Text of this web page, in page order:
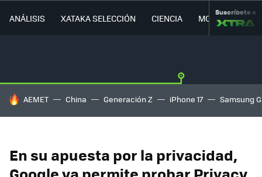
ANÁLISIS XATAKA SELECCIÓN CIENCIA MOVILIDAD
Suscríbete a
HOY SE HABLA DE
AEMET China Generación Z iPhone 17 Samsung
En su apuesta por la privacidad,